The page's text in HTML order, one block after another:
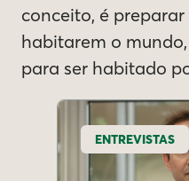
conceito, é
habitarem o
para ser habitado
ENTREVISTAS